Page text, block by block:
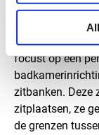
persoonlijk
vlak van
verder toe.
focust op een
zitbanken. Deze
zitplaatsen, ze
de grenzen